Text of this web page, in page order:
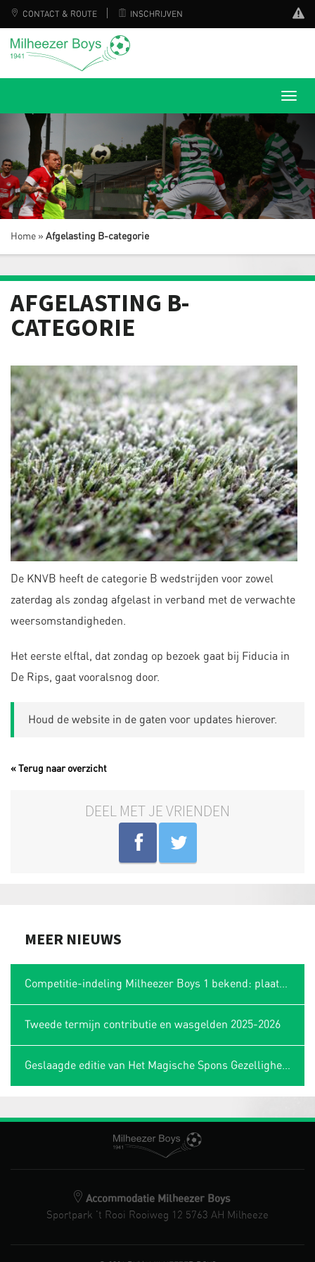
CONTACT & ROUTE INSCHRIJVEN
Home » Afgelasting B-categorie
AFGELASTING B-
CATEGORIE
De KNVB heeft de categorie B wedstrijden voor zowel
zaterdag als zondag afgelast in verband met de verwachte
weersomstandigheden.
Het eerste elftal, dat zondag op bezoek gaat bij Fiducia in
De Rips, gaat vooralsnog door.
Houd de website in de gaten voor updates hierover.
« Terug naar overzicht
DEEL MET JE VRIENDEN
MEER NIEUWS
Tweede termijn contributie en wasgelden 2025-2026
Accommodatie Milheezer Boys
Sportpark 't Rooi Rooiweg 12 5763 AH Milheeze